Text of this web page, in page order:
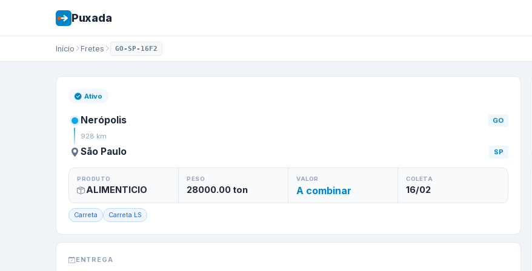
Puxada
Início Fretes GO-SP-16F2
Frete de
Ativo
Nerópolis
GO
928 km
São Paulo SP
PRODUTO
ALIMENTICIO
PESO
28000.00ton
VALOR
A combinar
COLETA
16/02
Carreta Carreta LS
ENTREGA